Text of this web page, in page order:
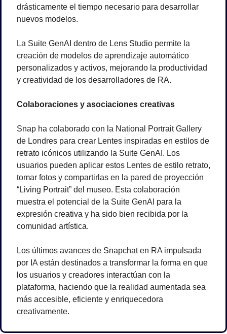
drásticamente el tiempo necesario para desarrollar
nuevos modelos.
La Suite GenAI dentro de Lens Studio permite la
creación de modelos de aprendizaje automático
personalizados y activos, mejorando la productividad
y creatividad de los desarrolladores de RA.
Colaboraciones y asociaciones creativas
Snap ha colaborado con la National Portrait Gallery
de Londres para crear Lentes inspiradas en estilos de
retrato icónicos utilizando la Suite GenAI. Los
usuarios pueden aplicar estos Lentes de estilo retrato,
tomar fotos y compartirlas en la pared de proyección
“Living Portrait” del museo. Esta colaboración
muestra el potencial de la Suite GenAI para la
expresión creativa y ha sido bien recibida por la
comunidad artística.
Los últimos avances de Snapchat en RA impulsada
por IA están destinados a transformar la forma en que
los usuarios y creadores interactúan con la
plataforma, haciendo que la realidad aumentada sea
más accesible, eficiente y enriquecedora
creativamente.